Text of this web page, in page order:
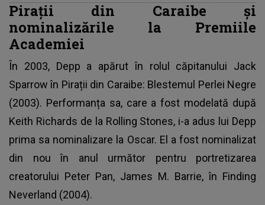
Pirații din Caraibe și
nominalizările la Premiile
Academiei
În 2003, Depp a apărut în rolul căpitanului Jack
Sparrow în Pirații din Caraibe: Blestemul Perlei Negre
(2003). Performanța sa, care a fost modelată după
Keith Richards de la Rolling Stones, i-a adus lui Depp
prima sa nominalizare la Oscar. El a fost nominalizat
din nou în anul următor pentru portretizarea
creatorului Peter Pan, James M. Barrie, în Finding
Neverland (2004).